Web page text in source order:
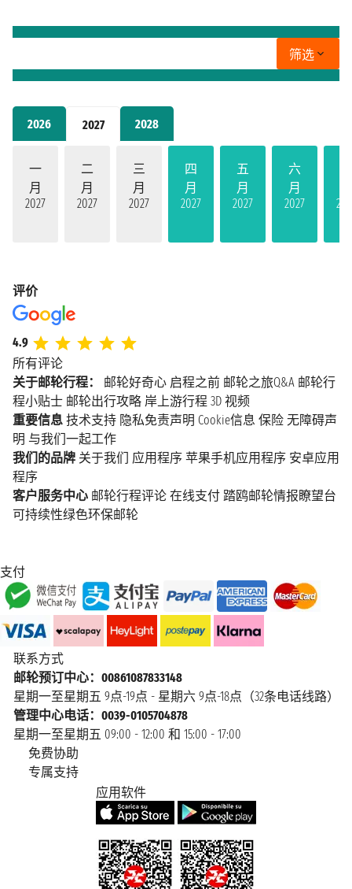
2026 2027 2028
一
月
2027
二
月
2027
三
月
2027
四
月
2027
五
月
2027
六
月
2027
筛选
评价
4.9
所有评论
关于邮轮行程：
邮轮好奇心 启程之前 邮轮之旅Q&A 邮轮行
程小贴士 邮轮出行攻略 岸上游行程 3D 视频
重要信息 技术支持 隐私免责声明 Cookie信息 保险 无障碍声
明 与我们一起工作
我们的品牌 关于我们 应用程序 苹果手机应用程序 安卓应用
程序
客户服务中心 邮轮行程评论 在线支付 踏鸥邮轮情报瞭望台
可持续性绿色环保邮轮
支付
联系方式
邮轮预订中心：00861087833148
星期一至星期五 9点-19点 - 星期六 9点-18点（32条电话线路）
管理中心电话：0039-0105704878
星期一至星期五 09:00 - 12:00 和 15:00 - 17:00
免费协助
专属支持
应用软件